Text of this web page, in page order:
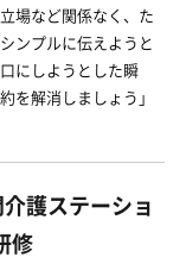
場など関係なく、た
ンプルに伝えようと
にしようとした瞬
を解消しましょう」
護ステーショ
修